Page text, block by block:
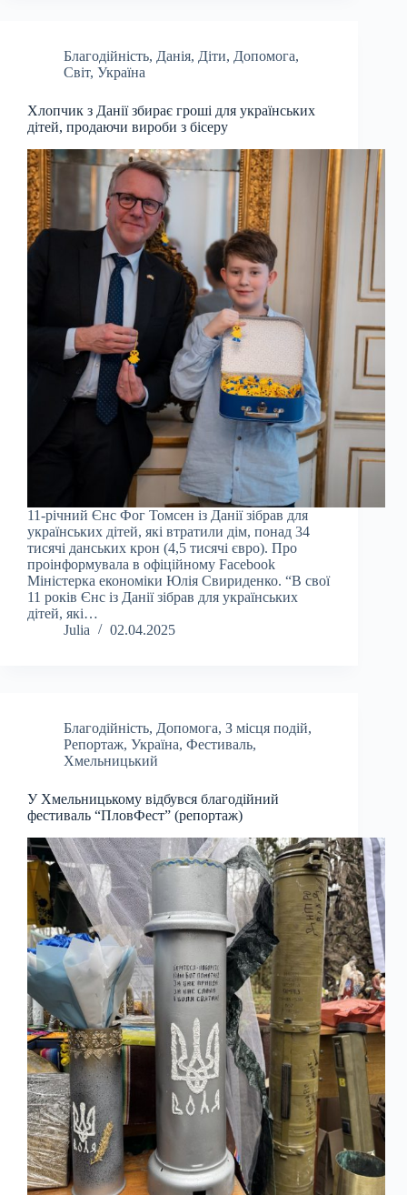
Благодійність, Данія, Діти, Допомога,
Світ, Україна
Хлопчик з Данії збирає гроші для українських
дітей, продаючи вироби з бісеру
11-річний Єнс Фог Томсен із Данії зібрав для
українських дітей, які втратили дім, понад 34
тисячі данських крон (4,5 тисячі євро). Про
проінформувала в офіційному Facebook
Міністерка економіки Юлія Свириденко. “В свої
11 років Єнс із Данії зібрав для українських
дітей, які…
Julia
02.04.2025
Благодійність, Допомога, З місця подій,
Репортаж, Україна, Фестиваль,
Хмельницький
У Хмельницькому відбувся благодійний
фестиваль “ПловФест” (репортаж)